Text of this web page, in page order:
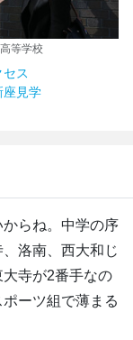
等学校
ス
座見学
らね。中学の序
洛南、西大和じ
寺が2番手なの
ーツ組で薄まる